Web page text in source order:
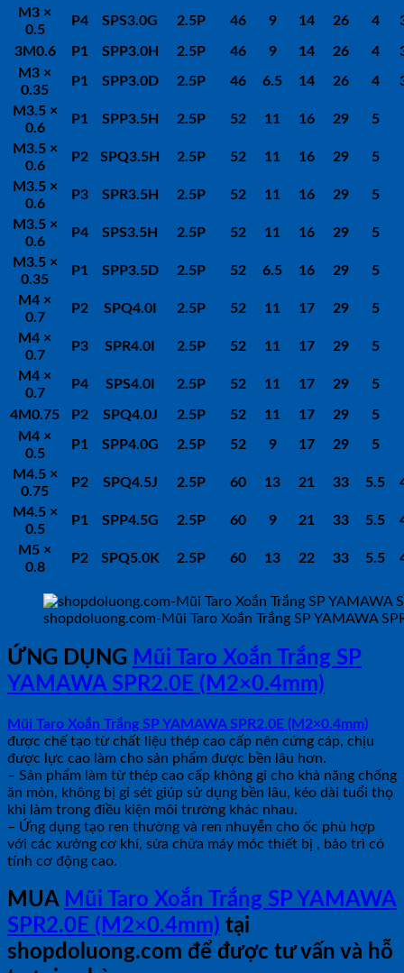
M3 ×
0.5
P4 SPS3.0G 2.5P 46 9 14 26 4
3M0.6 P1 SPP3.0H 2.5P 46 9 14 26 4
M3 ×
0.35
P1 SPP3.0D 2.5P 46 6.5 14 26 4
M3.5 ×
0.6
P1 SPP3.5H 2.5P 52 11 16 29 5
M3.5 ×
0.6
P2 SPQ3.5H 2.5P 52 11 16 29 5
M3.5 ×
0.6
P3 SPR3.5H 2.5P 52 11 16 29 5
M3.5 ×
0.6
P4 SPS3.5H 2.5P 52 11 16 29 5
M3.5 ×
0.35
P1 SPP3.5D 2.5P 52 6.5 16 29 5
M4 ×
0.7
P2 SPQ4.0I 2.5P 52 11 17 29 5
M4 ×
0.7
P3 SPR4.0I 2.5P 52 11 17 29 5
M4 ×
0.7
P4 SPS4.0I 2.5P 52 11 17 29 5
4M0.75 P2 SPQ4.0J 2.5P 52 11 17 29
5
M4 ×
0.5
P1 SPP4.0G 2.5P 52 9 17 29 5
M4.5 ×
0.75
P2 SPQ4.5J 2.5P 60 13 21 33 5.5
M4.5 ×
0.5
P1 SPP4.5G 2.5P 60 9 21 33 5.5
M5 ×
0.8
P2 SPQ5.0K 2.5P 60 13 22 33 5.5
shopdoluong.com-Mũi Taro Xoắn Trắng SP YAMAWA
ỨNG DỤNG Mũi Taro Xoắn Trắng SP
YAMAWA SPR2.0E (M2×0.4mm)
Mũi Taro Xoắn Trắng SP YAMAWA SPR2.0E (M2×0.4mm)
được chế tạo từ chất liệu thép cao cấp nên cứng cáp, chịu
được lực cao làm cho sản phẩm được bền lâu hơn.
– Sản phẩm làm từ thép cao cấp không gỉ cho khả năng chống
ăn mòn, không bị gỉ sét giúp sử dụng bền lâu, kéo dài tuổi thọ
khi làm trong điều kiện môi trường khác nhau.
– Ứng dụng tạo ren thường và ren nhuyễn cho ốc phù hợp
với các xưởng cơ khí, sửa chữa máy móc thiết bị , bảo trì có
tính cơ động cao.
MUA Mũi Taro Xoắn Trắng SP YAMAWA
SPR2.0E (M2×0.4mm) tại
shopdoluong.com để được tư vấn và hỗ